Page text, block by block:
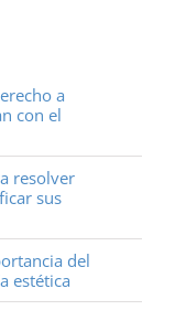
a
con el
resolver
sus
del
estética